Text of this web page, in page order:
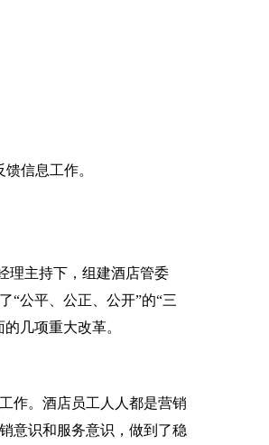
信息工作。
理主持下，组建酒店管委
“公平、公正、公开”的“三
几项重大改革。
作。酒店员工人人都是营销
意识和服务意识，做到了稳